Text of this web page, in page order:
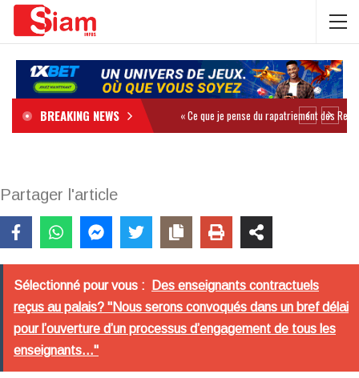
BREAKING NEWS
Partager l'article
Sélectionné pour vous :
Des enseignants contractuels
reçus au palais? "Nous serons convoqués dans un bref délai
pour l’ouverture d’un processus d’engagement de tous les
enseignants..."